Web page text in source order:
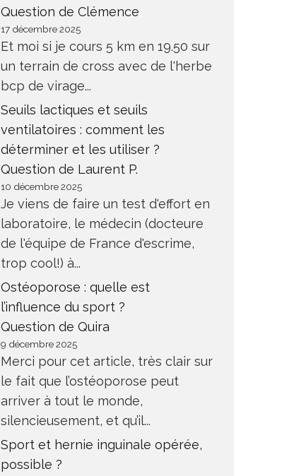
Question de Clémence
17 décembre 2025
Et moi si je cours 5 km en 19.50 sur
un terrain de cross avec de l'herbe
bcp de virage...
Seuils lactiques et seuils
ventilatoires : comment les
déterminer et les utiliser ?
Question de Laurent P.
10 décembre 2025
Je viens de faire un test d'effort en
laboratoire, le médecin (docteure
de l'équipe de France d'escrime,
trop cool!) à...
Ostéoporose : quelle est
l’influence du sport ?
Question de Quira
9 décembre 2025
Merci pour cet article, très clair sur
le fait que l’ostéoporose peut
arriver à tout le monde,
silencieusement, et qu’il...
Sport et hernie inguinale opérée,
possible ?